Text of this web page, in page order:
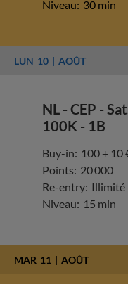
Niveau: 30 min
LUN 10 AOÛT
NL - CEP -
100K - 1B
Buy-in: 100 + 10
Points: 20 000
Re-entry: Illimité
Niveau: 15 min
MAR 11 AOÛT